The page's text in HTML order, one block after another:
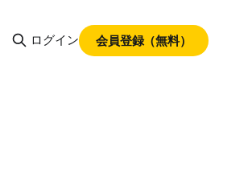
ログイン 会員登録（無料）